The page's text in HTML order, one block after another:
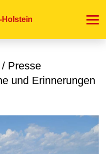
Holstein
Presse
und Erinnerungen